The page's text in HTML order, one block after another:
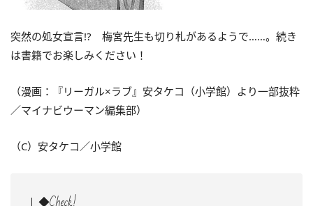
突然の処女宣言!? 梅宮先生も切り札があるようで……。続き
は書籍でお楽しみください！
（漫画：『リーガル×ラブ』安タケコ（小学館）より一部抜粋
／マイナビウーマン編集部）
（C）安タケコ／小学館